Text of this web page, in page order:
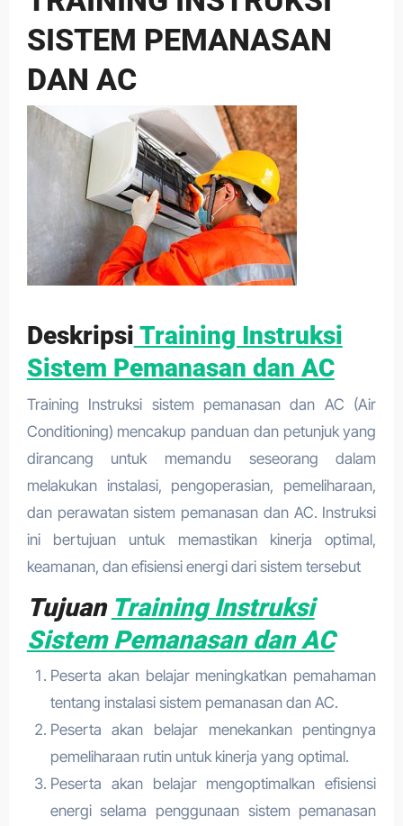
SISTEM PEMANASAN
DAN AC
Deskripsi Training Instruksi
Sistem Pemanasan dan AC
Training Instruksi sistem pemanasan dan AC (Air
Conditioning) mencakup panduan dan petunjuk yang
dirancang untuk memandu seseorang dalam
melakukan instalasi, pengoperasian, pemeliharaan,
dan perawatan sistem pemanasan dan AC. Instruksi
ini bertujuan untuk memastikan kinerja optimal,
keamanan, dan efisiensi energi dari sistem tersebut
Tujuan Training Instruksi
Sistem Pemanasan dan AC
Peserta akan belajar meningkatkan pemahaman
tentang instalasi sistem pemanasan dan AC.
Peserta akan belajar menekankan pentingnya
pemeliharaan rutin untuk kinerja yang optimal.
Peserta akan belajar mengoptimalkan efisiensi
energi selama penggunaan sistem pemanasan